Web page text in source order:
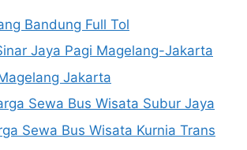
Bandung Full Tol
Jaya Pagi Magelang-Jakarta
Jakarta
Sewa Bus Wisata Subur Jaya
Sewa Bus Wisata Kurnia Trans